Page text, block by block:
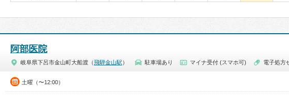
阿部医院
岐阜県下呂市金山町大船渡（飛騨金山駅 ） 駐車場あり マイナ受付 (スマホ可) 電子処方
土曜（〜12:00）